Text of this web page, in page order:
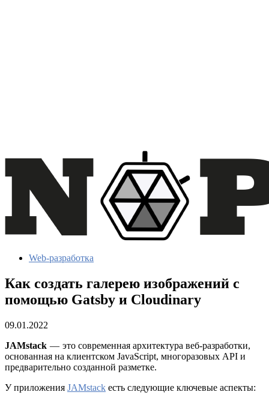
Web-разработка
Как создать галерею изображений с
помощью Gatsby и Cloudinary
09.01.2022
JAMstack — это современная архитектура веб-разработки,
основанная на клиентском JavaScript, многоразовых API и
предварительно созданной разметке.
У приложения JAMstack есть следующие ключевые аспекты: